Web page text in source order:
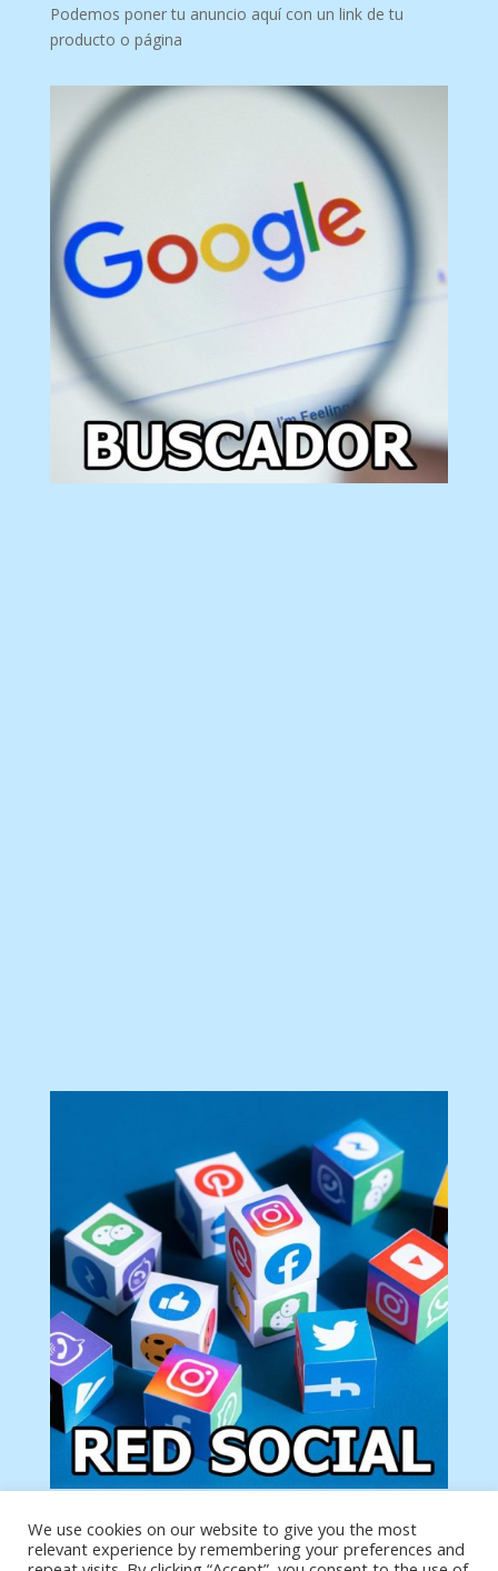
Podemos poner tu anuncio aquí con un link de tu
producto o página
Tu anuncio va aquí
Podemos poner tu anuncio aquí con un link de tu
We use cookies on our website to give you the most
relevant experience by remembering your preferences and